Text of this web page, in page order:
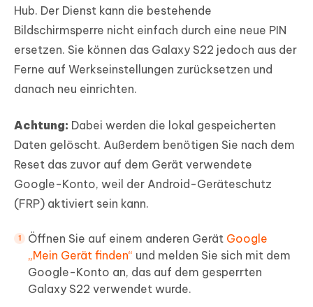
Hub. Der Dienst kann die bestehende
Bildschirmsperre nicht einfach durch eine neue PIN
ersetzen. Sie können das Galaxy S22 jedoch aus der
Ferne auf Werkseinstellungen zurücksetzen und
danach neu einrichten.
Achtung: Dabei werden die lokal gespeicherten
Daten gelöscht. Außerdem benötigen Sie nach dem
Reset das zuvor auf dem Gerät verwendete
Google-Konto, weil der Android-Geräteschutz
(FRP) aktiviert sein kann.
Öffnen Sie auf einem anderen Gerät Google
„Mein Gerät finden“ und melden Sie sich mit dem
Google-Konto an, das auf dem gesperrten
Galaxy S22 verwendet wurde.